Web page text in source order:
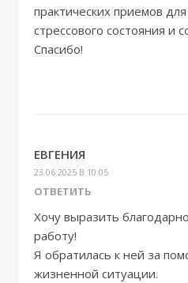
практических приемов
стрессового состояния и
Спасибо!
ЕВГЕНИЯ
23.06.2025 В 10:05
ОТВЕТИТЬ
Хочу выразить
работу!
Я обратилась к ней за
жизненной ситуации.